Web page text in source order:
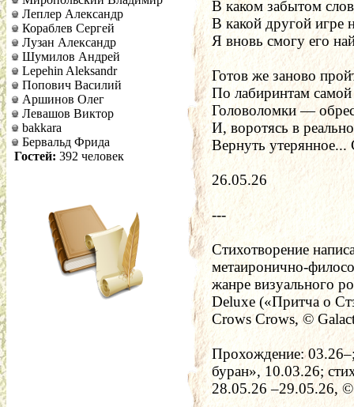
Леплер Александр
Кораблев Сергей
Лузан Александр
Шумилов Андрей
Lepehin Aleksandr
Попович Василий
Аршинов Олег
Левашов Виктор
bakkara
Бервальд Фрида
Гостей: 392 человек
В каком забытом
В какой другой игре
Я вновь смогу его
Готов же заново
По лабиринтам
Головоломки —
И, воротясь в
Вернуть утерянное...
26.05.26
---
Стихотворение
метаиронично-
жанре визуального
Deluxe («Притча о
Crows Crows, ©
Прохождение:
буран», 10.03.26;
28.05.26 –29.05.26,